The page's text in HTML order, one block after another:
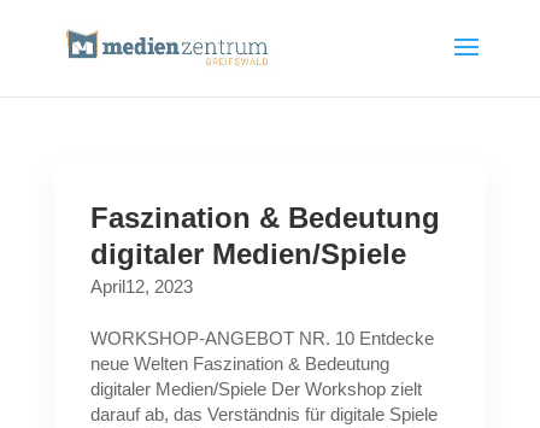
Faszination & Bedeutung
digitaler Medien/Spiele
April12, 2023
WORKSHOP-ANGEBOT NR. 10 Entdecke
neue Welten Faszination & Bedeutung
digitaler Medien/Spiele Der Workshop zielt
darauf ab, das Verständnis für digitale Spiele